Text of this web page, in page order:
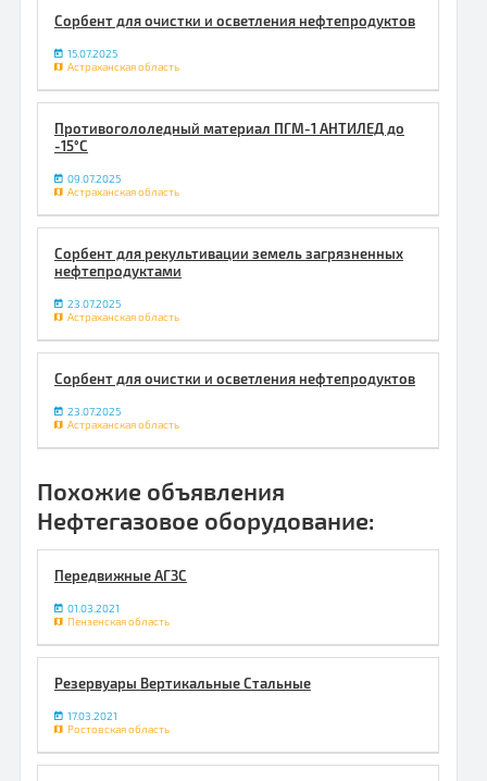
Сорбент для очистки и осветления нефтепродуктов
15.07.2025
Астраханская область
Противогололедный материал ПГМ-1 АНТИЛЕД до
-15°С
09.07.2025
Астраханская область
Сорбент для рекультивации земель загрязненных
нефтепродуктами
23.07.2025
Астраханская область
Сорбент для очистки и осветления нефтепродуктов
23.07.2025
Астраханская область
Похожие объявления
Нефтегазовое оборудование:
Передвижные АГЗС
01.03.2021
Пензенская область
Резервуары Вертикальные Стальные
17.03.2021
Ростовская область